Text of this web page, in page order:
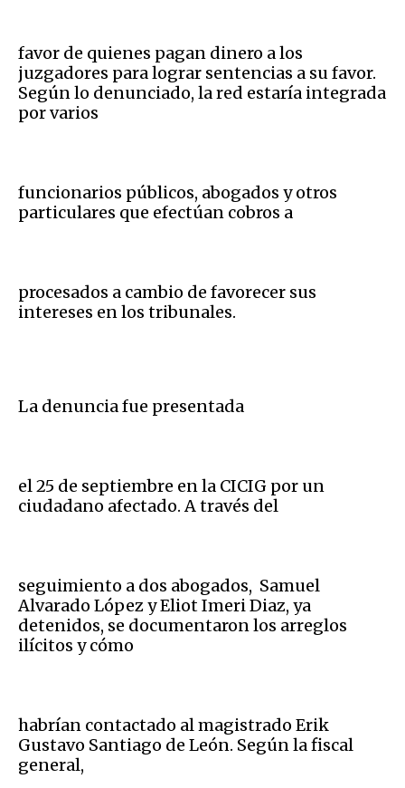
favor de quienes pagan dinero a los
juzgadores para lograr sentencias a su favor.
Según lo denunciado, la red estaría integrada
por varios
funcionarios públicos, abogados y otros
particulares que efectúan cobros a
procesados a cambio de favorecer sus
intereses en los tribunales.
La denuncia fue presentada
el 25 de septiembre en la CICIG por un
ciudadano afectado. A través del
seguimiento a dos abogados, Samuel
Alvarado López y Eliot Imeri Diaz, ya
detenidos, se documentaron los arreglos
ilícitos y cómo
habrían contactado al magistrado Erik
Gustavo Santiago de León. Según la fiscal
general,